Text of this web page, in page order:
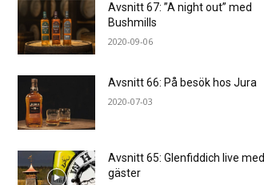
Avsnitt 67: ”A night out” med
Bushmills
2020-09-06
Avsnitt 66: På besök hos Jura
2020-07-03
Avsnitt 65: Glenfiddich live med
gäster